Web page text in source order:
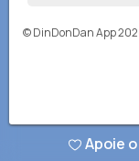
© DinDonDan App
Apoie